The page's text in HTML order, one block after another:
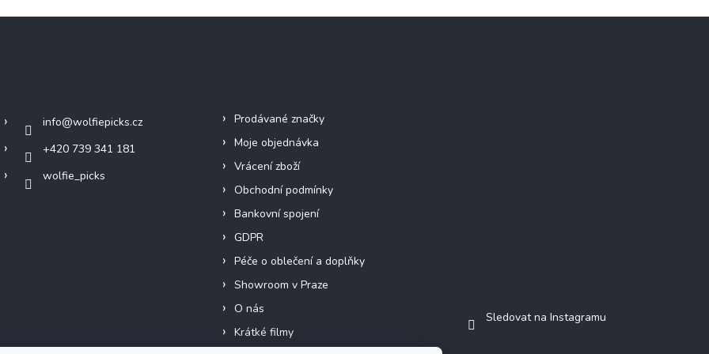
info@wolfiepicks.cz
+420 739 341 181
wolfie_picks
Prodávané značky
Moje objednávka
Vrácení zboží
Obchodní podmínky
Bankovní spojení
GDPR
Péče o oblečení a doplňky
Showroom v Praze
O nás
Krátké filmy
Sledovat na Instagramu